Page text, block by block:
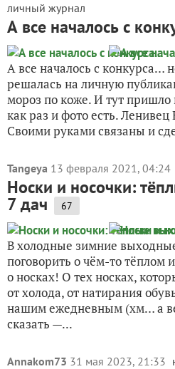
личный журнал
А все началось с
А все началось с конкурса…
решалась на личную
мороз по коже. И тут
как раз и фото есть.
Своими руками связаны и
Tangeya 13 февраля 2021, 04:24
Носки и носочки:
7 дач 67
В холодные зимние
поговорить о чём-то
о носках! О тех носках,
от холода, от натирания
нашим ежедневным (хм… а
сказать —...
Annakom73 31 мая 2023, 21:33